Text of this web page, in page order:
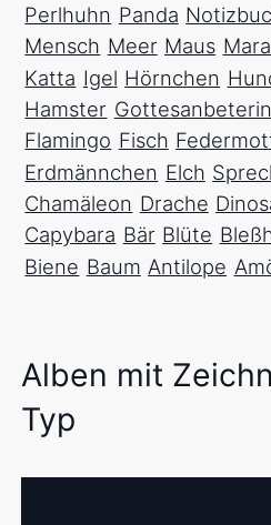
Perlhuhn Panda
Mensch Meer Maus
Katta Igel Hörnchen
Hamster Gottesanbeterin
Flamingo Fisch
Erdmännchen Elch
Chamäleon Drache
Capybara Bär Blüte
Biene Baum Antilope
Alben mit
Typ